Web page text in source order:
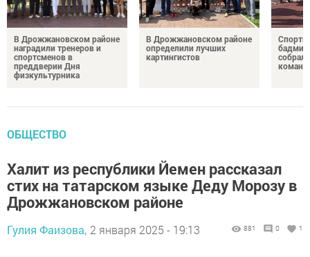
В Дрожжановском районе
наградили тренеров и
спортсменов в
преддверии Дня
физкультурника
В Дрожжановском районе
определили лучших
картингистов
ОБЩЕСТВО
Халит из республики Йемен рассказал
стих на татарском языке Деду Морозу в
Дрожжановском районе
Гулия Фаизова, 2 января 2025 - 19:13 881 0 1